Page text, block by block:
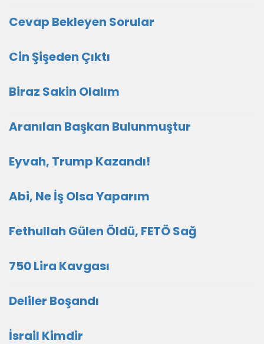
Cevap Bekleyen Sorular
Cin Şişeden Çıktı
Biraz Sakin Olalım
Aranılan Başkan Bulunmuştur
Eyvah, Trump Kazandı!
Abi, Ne İş Olsa Yaparım
Fethullah Gülen Öldü, FETÖ Sağ
750 Lira Kavgası
Deliler Boşandı
İsrail Kimdir